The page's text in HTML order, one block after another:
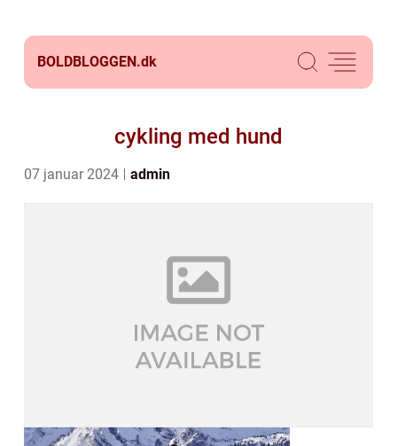
BOLDBLOGGEN.dk
cykling med hund
07 januar 2024 admin